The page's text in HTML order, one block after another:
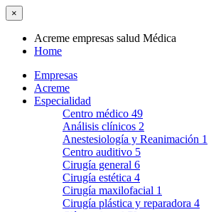
×
Acreme empresas salud Médica
Home
Empresas
Acreme
Especialidad
Centro médico 49
Análisis clínicos 2
Anestesiología y Reanimación 1
Centro auditivo 5
Cirugía general 6
Cirugía estética 4
Cirugía maxilofacial 1
Cirugía plástica y reparadora 4